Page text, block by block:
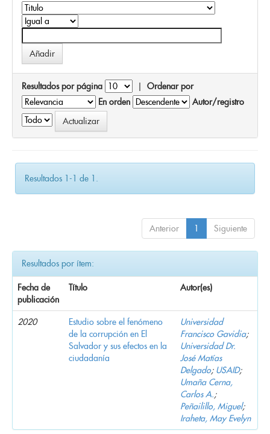
Resultados por página | Ordenar por
En orden
Autor/registro
Resultados 1-1 de 1.
Anterior 1 Siguiente
Resultados por ítem:
Fecha de
publicación
Título Autor(es)
2020
Estudio sobre el fenómeno
de la corrupción en El
Salvador y sus efectos en la
ciudadanía
Universidad
Francisco Gavidia;
Universidad Dr.
José Matías
Delgado; USAID;
Umaña Cerna,
Carlos A.;
Peñailillo, Miguel;
Iraheta, May Evelyn